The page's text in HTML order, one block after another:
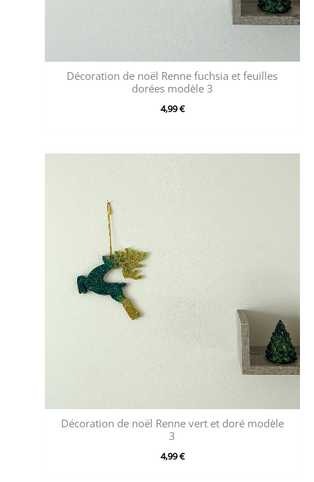
Décoration de noël Renne fuchsia et feuilles
dorées modèle 3
4,99€
Décoration de noël Renne vert et doré modèle
3
4,99€